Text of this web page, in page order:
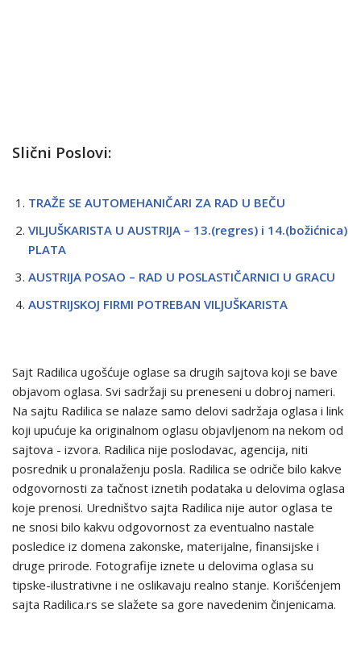
Slični Poslovi:
TRAŽE SE AUTOMEHANIČARI ZA RAD U BEČU
VILJUŠKARISTA U AUSTRIJA – 13.(regres) i 14.(božićnica)
PLATA
AUSTRIJA POSAO – RAD U POSLASTIČARNICI U GRACU
AUSTRIJSKOJ FIRMI POTREBAN VILJUŠKARISTA
Sajt Radilica ugošćuje oglase sa drugih sajtova koji se bave
objavom oglasa. Svi sadržaji su preneseni u dobroj nameri.
Na sajtu Radilica se nalaze samo delovi sadržaja oglasa i link
koji upućuje ka originalnom oglasu objavljenom na nekom od
sajtova - izvora. Radilica nije poslodavac, agencija, niti
posrednik u pronalaženju posla. Radilica se odriče bilo kakve
odgovornosti za tačnost iznetih podataka u delovima oglasa
koje prenosi. Uredništvo sajta Radilica nije autor oglasa te
ne snosi bilo kakvu odgovornost za eventualno nastale
posledice iz domena zakonske, materijalne, finansijske i
druge prirode. Fotografije iznete u delovima oglasa su
tipske-ilustrativne i ne oslikavaju realno stanje. Korišćenjem
sajta Radilica.rs se slažete sa gore navedenim činjenicama.